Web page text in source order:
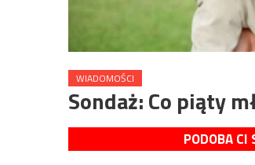
WIADOMOŚCI
Sondaż: Co piąty
PODOBA CI